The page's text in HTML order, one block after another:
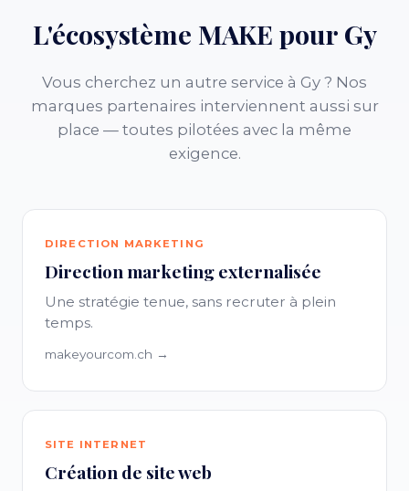
L'écosystème MAKE pour Gy
Vous cherchez un autre service à Gy ? Nos
marques partenaires interviennent aussi sur
place — toutes pilotées avec la même
exigence.
DIRECTION MARKETING
Direction marketing externalisée
Une stratégie tenue, sans recruter à plein
temps.
makeyourcom.ch →
SITE INTERNET
Création de site web